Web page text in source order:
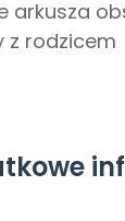
arkusza
rodzicem